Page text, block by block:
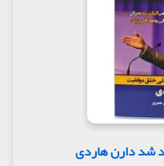
شد دارن هاردی